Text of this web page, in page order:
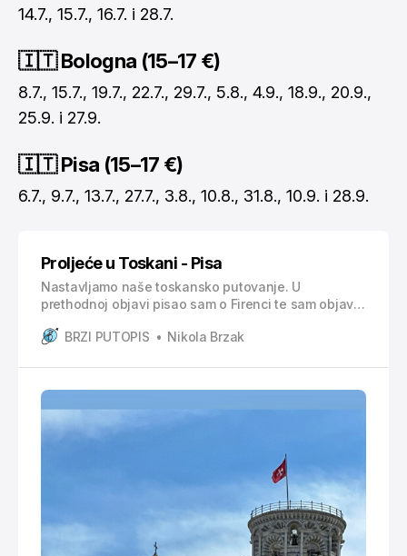
14.7., 15.7., 16.7. i 28.7.
🇮🇹 Bologna (15–17 €)
8.7., 15.7., 19.7., 22.7., 29.7., 5.8., 4.9., 18.9., 20.9.,
25.9. i 27.9.
🇮🇹 Pisa (15–17 €)
6.7., 9.7., 13.7., 27.7., 3.8., 10.8., 31.8., 10.9. i 28.9.
Proljeće u Toskani - Pisa
Nastavljamo naše toskansko putovanje. U
prethodnoj objavi pisao sam o Firenci te sam objavu
vlak koji će nas odvesti do kosog tornja. Gdje
najpoznatiji jer ima jedan i u Hrvatskoj. Je li toranj
stvarno
BRZI PUTOPIS Nikola Brzak